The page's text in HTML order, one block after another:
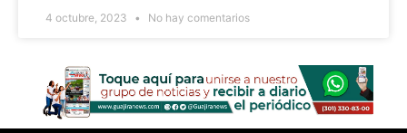
4 octubre, 2023 No hay comentarios